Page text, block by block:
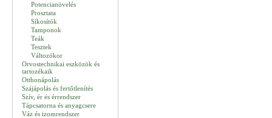
Potencianövelés
Prosztata
Síkosítók
Tamponok
Teák
Tesztek
Változókor
Orvostechnikai eszközök és
tartozékaik
Otthonápolás
Szájápolás és fertőtlenítés
Szív, ér és érrendszer
Tápcsatorna és anyagcsere
Váz és izomrendszer